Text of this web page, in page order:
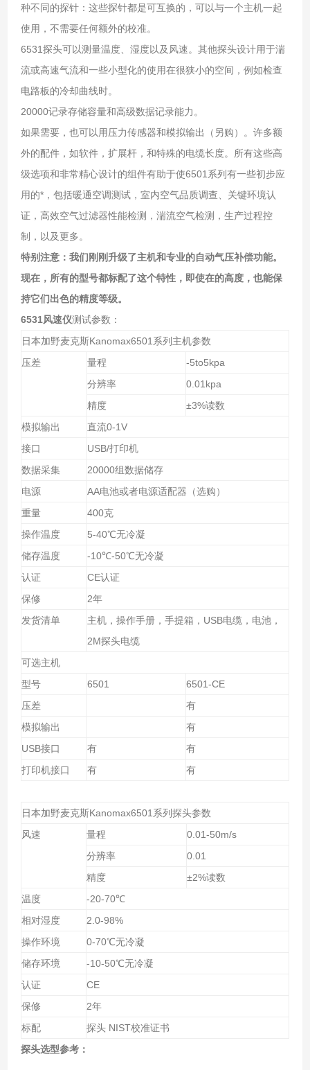
种不同的探针：这些探针都是可互换的，可以与一个主机一起
使用，不需要任何额外的校准。
6531探头可以测量温度、湿度以及风速。其他探头设计用于湍
流或高速气流和一些小型化的使用在很狭小的空间，例如检查
电路板的冷却曲线时。
20000记录存储容量和高级数据记录能力。
如果需要，也可以用压力传感器和模拟输出（另购）。许多额
外的配件，如软件，扩展杆，和特殊的电缆长度。所有这些高
级选项和非常精心设计的组件有助于使6501系列有一些初步应
用的*，包括暖通空调测试，室内空气品质调查、关键环境认
证，高效空气过滤器性能检测，湍流空气检测，生产过程控
制，以及更多。
特别注意：我们刚刚升级了主机和专业的自动气压补偿功能。
现在，所有的型号都标配了这个特性，即使在的高度，也能保
持它们出色的精度等级。
6531风速仪测试参数：
日本加野麦克斯Kanomax6501 系列主机参数
压差
量程
-5to5kpa
分辨率
0.01kpa
精度
±3%读数
模拟输出
直流0-1V
接口
USB/打印机
数据采集
20000组数据储存
电源
AA电池或者电源适配器（选购）
重量
400克
操作温度
5-40℃无冷凝
储存温度
-10℃-50℃无冷凝
认证
CE认证
保修
2年
发货清单
主机，操作手册，手提箱， USB电缆，电池，
2M探头电缆
可选主机
型号
6501
6501-CE
压差
有
模拟输出
有
USB接口 有
有
打印机接口
有 有
日本加野麦克斯Kanomax6501 系列探头参数
风速
量程
0.01-50m/s
分辨率
0.01
精度
±2%读数
温度
-20-70℃
相对湿度
2.0-98%
操作环境
0-70℃无冷凝
储存环境
-10-50℃无冷凝
认证
CE
保修
2年
标配
探头NIST校准证书
探头选型参考：